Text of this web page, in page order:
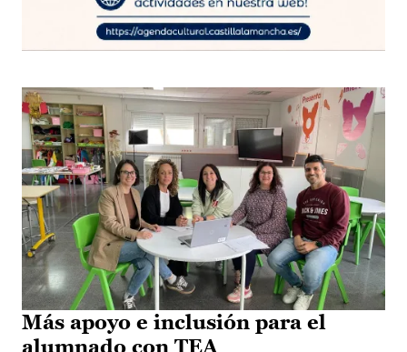
Más apoyo e inclusión para el
alumnado con TEA